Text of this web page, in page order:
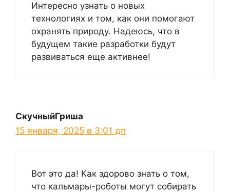
Интересно узнать о новых
технологиях и том, как они помогают
охранять природу. Надеюсь, что в
будущем такие разработки будут
развиваться еще активнее!
СкучныйГриша
15 января, 2025 в 3:01 дп
Вот это да! Как здорово знать о том,
что кальмары-роботы могут собирать